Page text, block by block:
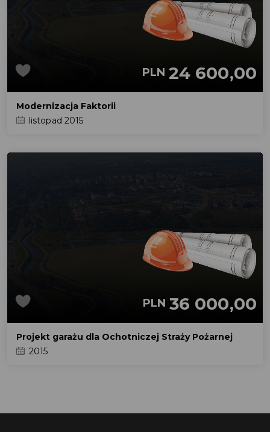
PLN 24 600,00
Modernizacja Faktorii
listopad 2015
PLN 36 000,00
Projekt garażu dla Ochotniczej Straży Pożarnej
2015